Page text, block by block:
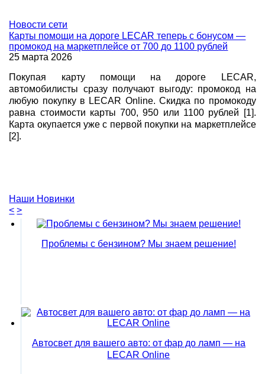
Новостисети
Карты помощи на дороге LECAR теперь с бонусом —
промокод на маркетплейсе от 700 до 1100 рублей
25 марта 2026
Покупая карту помощи на дороге LECAR,
автомобилисты сразу получают выгоду: промокод на
любую покупку в LECAR Online. Скидка по промокоду
равна стоимости карты 700, 950 или 1100 рублей [1].
Карта окупается уже с первой покупки на маркетплейсе
[2].
Наши Новинки
< >
Проблемы с бензином? Мы знаем решение!
Автосвет для вашего авто: от фар до ламп — на
LECAR Online